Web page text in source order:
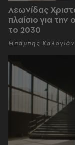
Λεωνίδας
πλαίσιο για
το 2030
Μπάμπης